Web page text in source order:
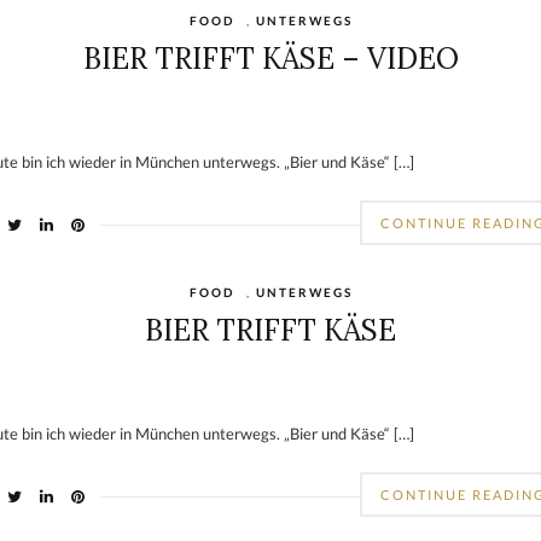
FOOD UNTERWEGS
BIER TRIFFT KÄSE – VIDEO
bin ich wieder in München unterwegs. „Bier und Käse“ […]
CONTINUE
FOOD UNTERWEGS
BIER TRIFFT KÄSE
bin ich wieder in München unterwegs. „Bier und Käse“ […]
CONTINUE